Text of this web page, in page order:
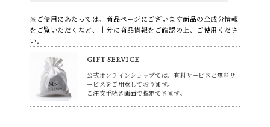
※ご使用にあたっては、商品ページにございます商品の全成分情報
をご覧いただくなど、十分に商品情報をご確認の上、ご使用くださ
い。
GIFT SERVICE
公式オンラインショップでは、有料サービスと無料サ
ービスをご用意しております。
ご注文手続き画面で指定できます。